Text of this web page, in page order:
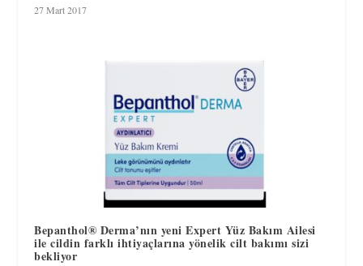
27 Mart 2017
Bepanthol® Derma’nın yeni Expert Yüz Bakım Ailesi
ile cildin farklı ihtiyaçlarına yönelik cilt bakımı sizi
bekliyor